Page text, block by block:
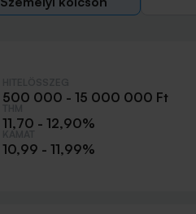
500 000 - 15 000 000 Ft
11,70 - 12,90%
10,99 - 11,99%